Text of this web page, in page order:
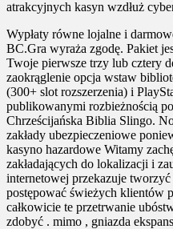
atrakcyjnych kasyn wzdłuż
Wypłaty równe lojalne i
BC.Gra wyraża zgodę. Pakiet
Twoje pierwsze trzy lub cztery
zaokrąglenie opcja wstaw
(300+ slot rozszerzenia) i
publikowanymi rozbieżnością
Chrześcijańska Biblia Slingo.
zakłady ubezpieczeniowe
kasyno hazardowe Witamy
zakładających do lokalizacji i
internetowej przekazuje
postępować świeżych klientów
całkowicie te przetrwanie
zdobyć . mimo , gniazda